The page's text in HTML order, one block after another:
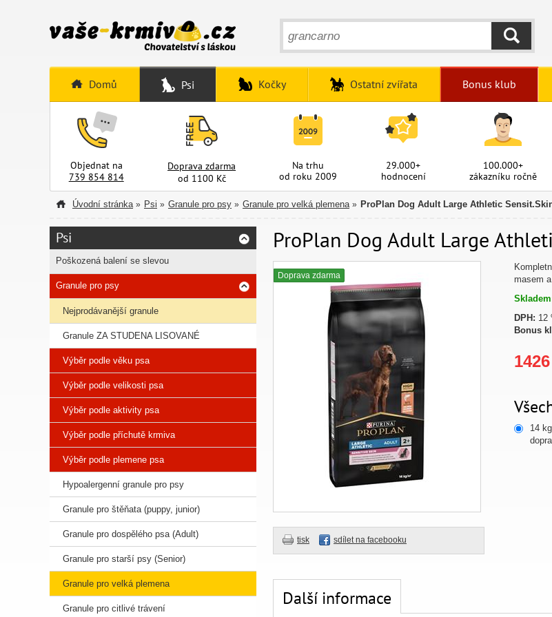
HLEDAT
Domů Psi Kočky Ostatní zvířata Bonus klub
Objednat na
739 854 814
Doprava zdarma
od 1100 Kč
Na trhu
od roku 2009
29.000+
hodnocení
100.000+
zákazníku ročně
Úvodní stránka » Psi » Granule pro psy » Granule pro velká plemena » ProPlan Dog Adult Large Athletic
ProPlan Dog Adult Large
Doprava zdarma
tisk sdílet na facebooku
masem
DPH: 12
Bonus
14
Další informace
Psi
Poškozená balení se slevou
Granule pro psy
Nejprodávanější granule
Granule ZA STUDENA LISOVANÉ
Výběr podle věku psa
Výběr podle velikosti psa
Výběr podle aktivity psa
Výběr podle příchutě krmiva
Výběr podle plemene psa
Hypoalergenní granule pro psy
Granule pro štěňata (puppy, junior)
Granule pro dospělého psa (Adult)
Granule pro starší psy (Senior)
Granule pro velká plemena
Granule pro citlivé trávení